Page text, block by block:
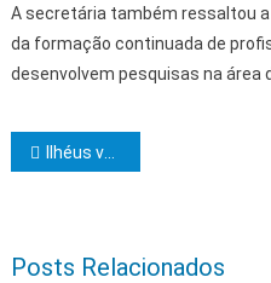
A secretária também ressaltou
da formação continuada de
desenvolvem pesquisas na área
Navegação de
Ilhéus vai iniciar vacinação contra o VSR para gestantes a partir da 28ª semana
Posts Relacionados